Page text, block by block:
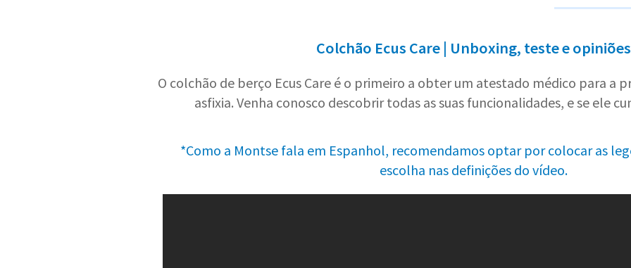
Colchão Ecus Care | Unboxing, teste e opiniões
O colchão de berço Ecus Care é o primeiro a obter um atestado médico para a
asfixia. Venha conosco descobrir todas as suas funcionalidades, e se ele
*Como a Montse fala em Espanhol, recomendamos optar por colocar as
escolha nas definições do vídeo.